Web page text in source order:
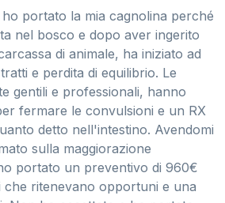
portato la mia cagnolina perché
nel bosco e dopo aver ingerito
di animale, ha iniziato ad
e perdita di equilibrio. Le
gentili e professionali, hanno
fermare le convulsioni e un RX
detto nell'intestino. Avendomi
sulla maggiorazione
portato un preventivo di 960€
che ritenevano opportuni e una